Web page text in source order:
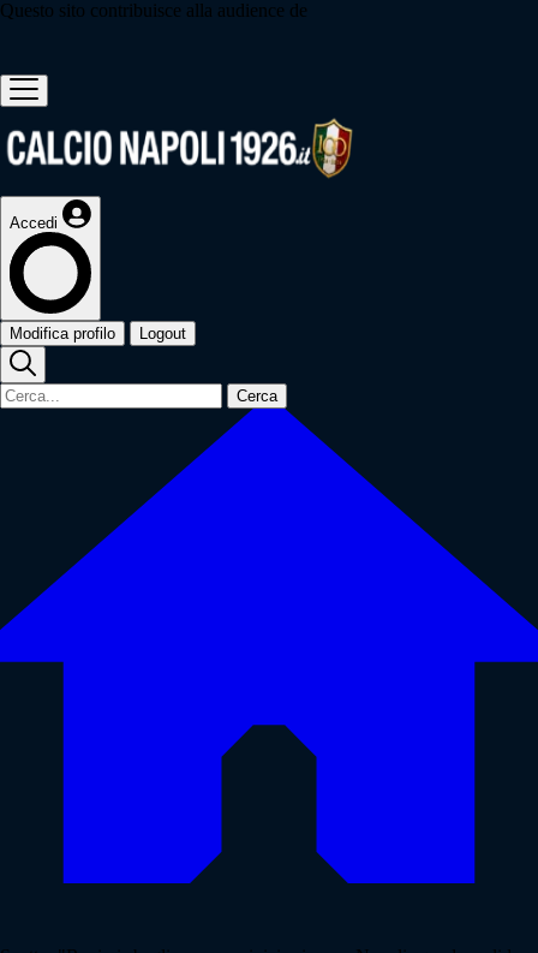
Questo sito contribuisce alla audience de
Accedi
Modifica profilo Logout
Cerca